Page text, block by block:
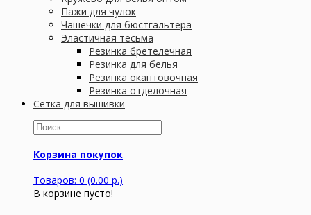
Пажи для чулок
Чашечки для бюстгальтера
Эластичная тесьма
Резинка бретелечная
Резинка для белья
Резинка окантовочная
Резинка отделочная
Сетка для вышивки
Корзина покупок
Товаров: 0 (0.00 р.)
В корзине пусто!